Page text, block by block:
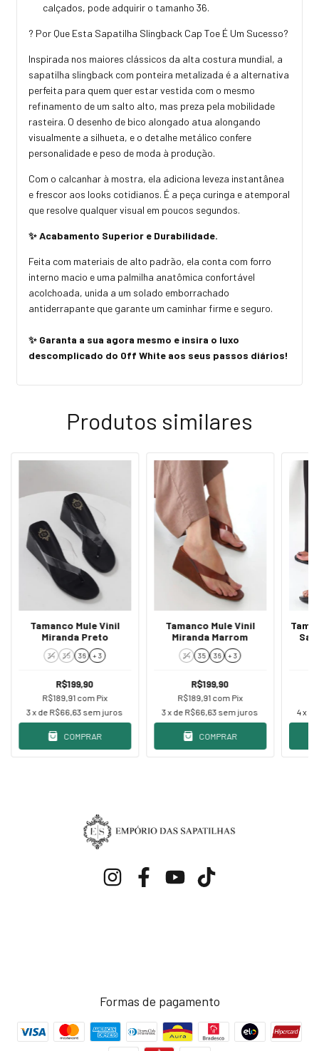
calçados, pode adquirir o tamanho 36.
? Por Que Esta Sapatilha Slingback Cap Toe É Um Sucesso?
Inspirada nos maiores clássicos da alta costura mundial, a
sapatilha slingback com ponteira metalizada é a alternativa
perfeita para quem quer estar vestida com o mesmo
refinamento de um salto alto, mas preza pela mobilidade
rasteira. O desenho de bico alongado atua alongando
visualmente a silhueta, e o detalhe metálico confere
personalidade e peso de moda à produção.
Com o calcanhar à mostra, ela adiciona leveza instantânea
e frescor aos looks cotidianos. É a peça curinga e atemporal
que resolve qualquer visual em poucos segundos.
✨ Acabamento Superior e Durabilidade.
Feita com materiais de alto padrão, ela conta com forro
interno macio e uma palmilha anatômica confortável
acolchoada, unida a um solado emborrachado
antiderrapante que garante um caminhar firme e seguro.
✨ Garanta a sua agora mesmo e insira o luxo
descomplicado do Off White aos seus passos diários!
Produtos similares
Tamanco Mule Vinil
Miranda Preto
34 35 36 + 3
R$199,90
R$189,91 com Pix
3x de R$66,63 sem juros
COMPRAR
Tamanco Mule Vinil
Miranda Marrom
34 35 36 + 3
R$199,90
R$189,91 com Pix
3 x de R$66,63 sem juros
COMPRAR
4x
Formas de pagamento